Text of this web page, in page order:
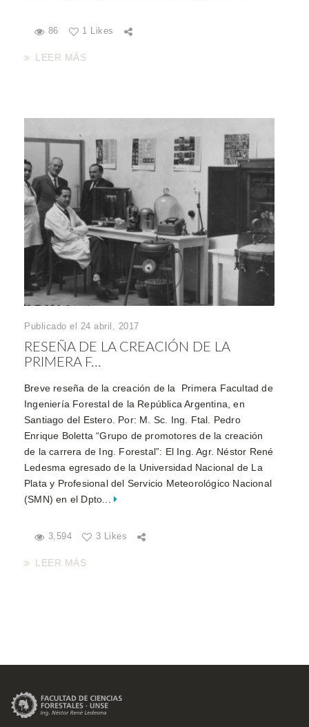
86 1 Likes
LEER MÁS
Publicado el 24 abril, 2017
RESEÑA DE LA CREACIÓN DE LA
PRIMERA F...
Breve reseña de la creación de la Primera Facultad de
Ingeniería Forestal de la República Argentina, en
Santiago del Estero. Por: M. Sc. Ing. Ftal. Pedro
Enrique Boletta “Grupo de promotores de la creación
de la carrera de Ing. Forestal”: El Ing. Agr. Néstor René
Ledesma egresado de la Universidad Nacional de La
Plata y Profesional del Servicio Meteorológico Nacional
(SMN) en el Dpto...
3,594 3 Likes
LEER MÁS